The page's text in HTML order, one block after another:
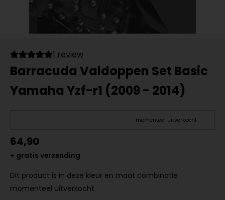
1 review
Barracuda Valdoppen Set Basic
Yamaha Yzf-r1 (2009 - 2014)
momenteel uitverkocht
64,90
+ gratis verzending
Dit product is in deze kleur en maat combinatie
momenteel uitverkocht.